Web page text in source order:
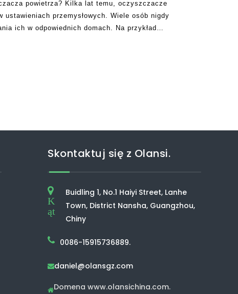
powietrza? Kilka lat temu, oczyszczacze
ustawieniach przemysłowych. Wiele osób nigdy
ich w odpowiednich domach. Na przykład
Skontaktuj się z Olansi.
K
ąt
Buidling 1, No.1 Haiyi Street, Lanhe
Town, District Nansha, Guangzhou,
Chiny
0086-15915736889.
daniel@olansgz.com
Domena www.olansichina.com.